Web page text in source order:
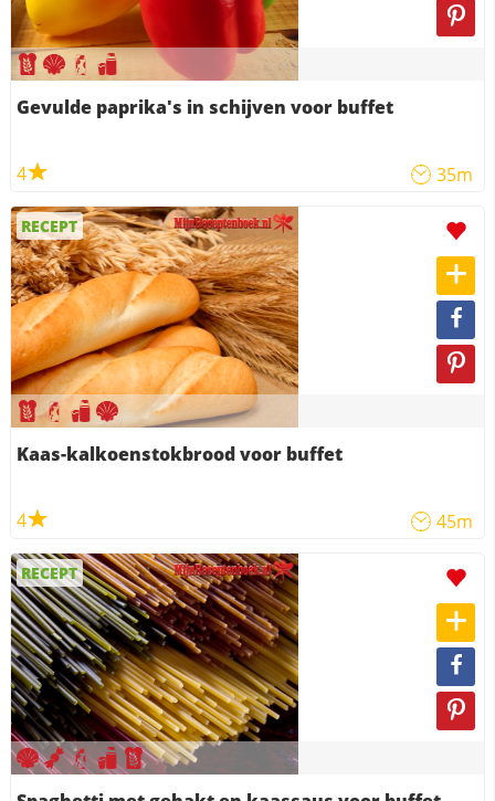
Gevulde paprika's in schijven voor buffet
4 35m
RECEPT
Kaas-kalkoenstokbrood voor buffet
4 45m
RECEPT